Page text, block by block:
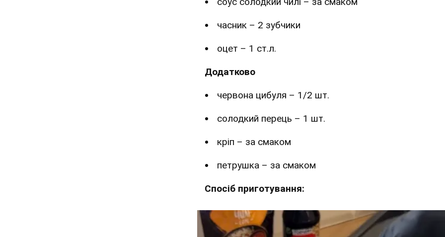
часник – 2 зубчики
оцет – 1 ст.л.
Додатково
червона цибуля – 1/2 шт.
солодкий перець – 1 шт.
кріп – за смаком
петрушка – за смаком
Спосіб приготування: